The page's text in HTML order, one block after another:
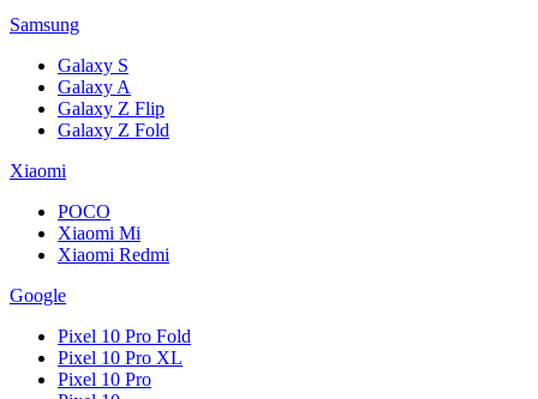
Samsung
Galaxy S
Galaxy A
Galaxy Z Flip
Galaxy Z Fold
Xiaomi
POCO
Xiaomi Mi
Xiaomi Redmi
Google
Pixel 10 Pro Fold
Pixel 10 Pro XL
Pixel 10 Pro